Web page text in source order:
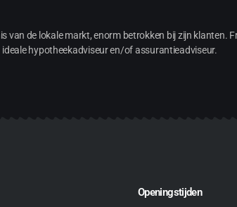
van de lokale markt, enorm betrokken bij zijn klanten.
ideale hypotheekadviseur en/of assurantieadviseur.
Openingstijden